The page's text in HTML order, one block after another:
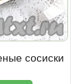
сосиски